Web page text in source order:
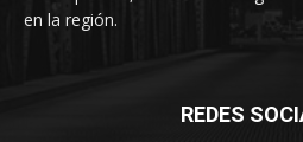
en la región.
REDES